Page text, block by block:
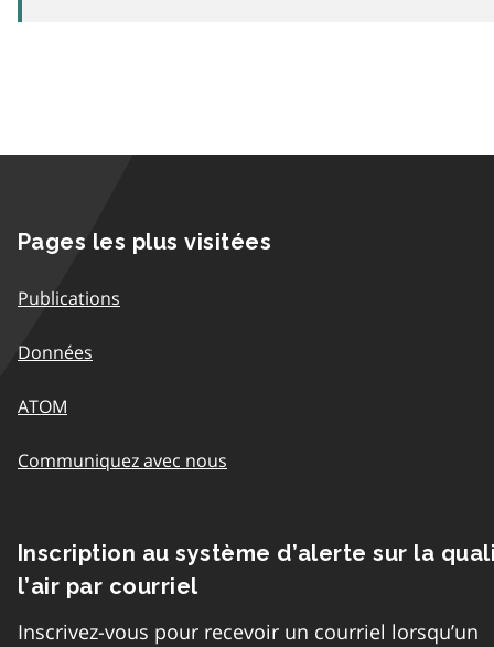
Pages les plus visitées
Publications
Données
ATOM
Communiquez avec nous
Inscription au système d’alerte sur la
l’air par courriel
Inscrivez-vous pour recevoir un courriel lorsqu’un